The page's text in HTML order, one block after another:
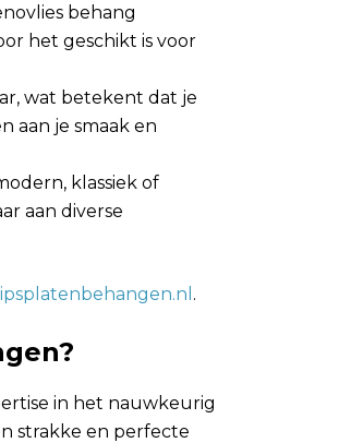
behang
het geschikt is voor
wat betekent dat je
aan je smaak en
klassiek of
aan diverse
.
in het nauwkeurig
strakke en perfecte